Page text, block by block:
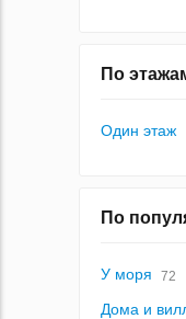
По
Один этаж
По
У моря 72
Дома и